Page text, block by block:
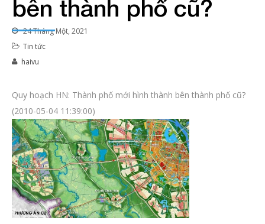
bên thành phố cũ?
24 Tháng Một, 2021
Tin tức
haivu
Quy hoạch HN: Thành phố mới hình thành bên thành phố cũ?
(2010-05-04 11:39:00)